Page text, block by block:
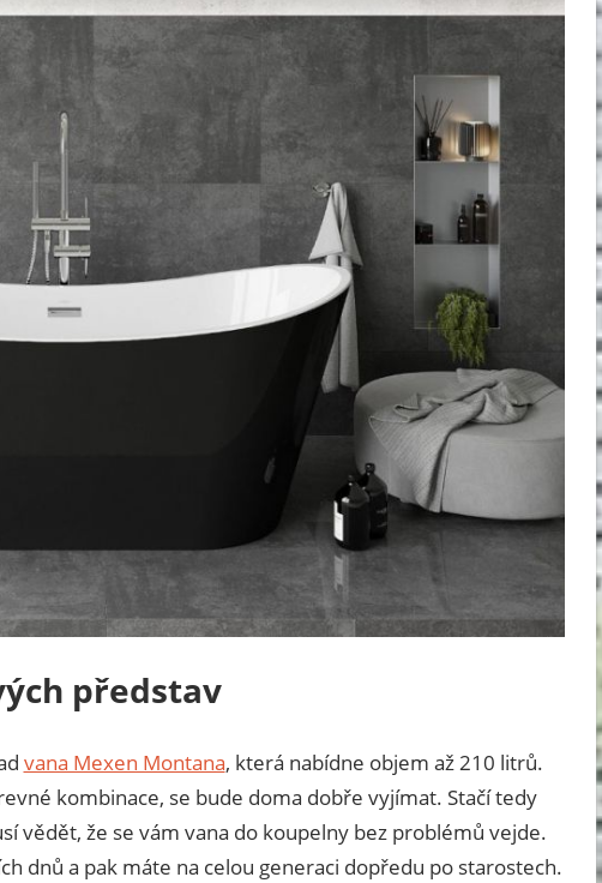
představ
vana Mexen Montana, která nabídne objem až 210 litrů.
kombinace, se bude doma dobře vyjímat. Stačí tedy
vědět, že se vám vana do koupelny bez problémů vejde.
dnů a pak máte na celou generaci dopředu po starostech.